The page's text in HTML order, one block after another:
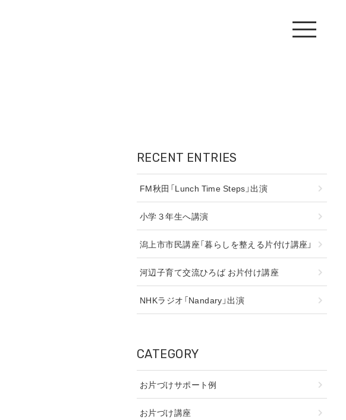
RECENT ENTRIES
FM秋田「Lunch Time Steps」出演
小学３年生へ講演
潟上市市民講座「暮らしを整える片付け講座」
河辺子育て交流ひろば お片付け講座
NHKラジオ「Nandary」出演
CATEGORY
お片づけサポート例
お片づけ講座